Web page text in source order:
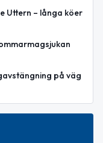
Uttern – långa köer
på väg